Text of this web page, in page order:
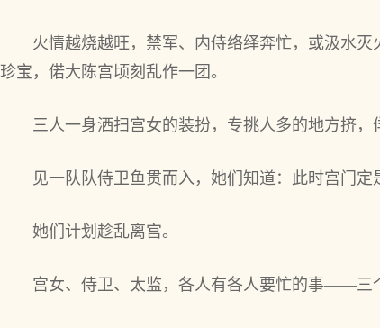
火情越烧越旺，禁军、内侍络绎奔忙，或汲水
珍宝，偌大陈宫顷刻乱作一团。
三人一身洒扫宫女的装扮，专挑人多的地方挤，
见一队队侍卫鱼贯而入，她们知道：此时宫门定
她们计划趁乱离宫。
宫女、侍卫、太监，各人有各人要忙的事——三